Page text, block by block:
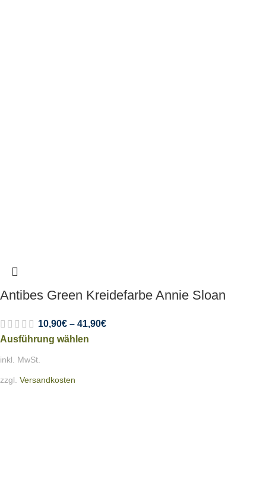
Antibes Green Kreidefarbe Annie Sloan
10,90€ – 41,90€
Ausführung wählen
inkl. MwSt.
zzgl. Versandkosten